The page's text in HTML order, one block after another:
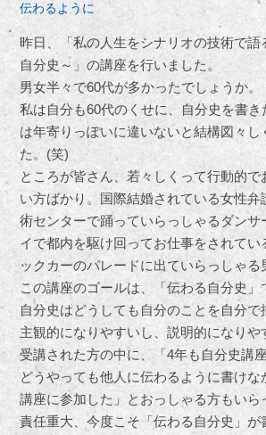
伝わるように
昨日、「私の人生をシナリオの技術で語
自分史～」の講座を行いました。
男女半々で60代が多かったでしょうか。
私は自分も60代のくせに、自分史を書
は年寄りっぽいに違いないと結構図々し
た。(笑)
ところが皆さん、若々しくって行動的で
い方ばかり。国際結婚されている女性弁
術センターで踊っていらっしゃるダンサ
イで都内を駆け回ってお仕事をされてい
ックカーのパレードに出ていらっしゃる
この講座のゴールは、「伝わる自分史」
自分史はどうしても自分のことを自分で
主観的になりやすいし、説明的になりや
受講された方の中に、「4年も自分史講
どうやっても他人に伝わるように書けな
講座に参加した」とおっしゃる方もいら
責任重大、今度こそ「伝わる自分史」が